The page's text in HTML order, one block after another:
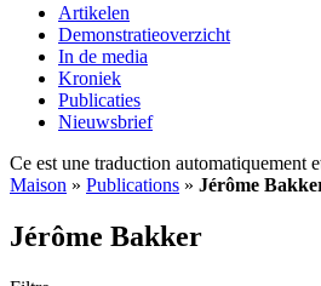
Artikelen
Demonstratieoverzicht
In de media
Kroniek
Publicaties
Nieuwsbrief
Ce est une traduction automatiquement
Maison » Publications » Jérôme
Jérôme Bakker